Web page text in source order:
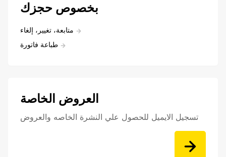
بخصوص حجزك
متابعة، تغيير، إلغاء
طباعة فاتورة
العروض الخاصة
تسجيل الايميل للحصول علي النشرة الخاصه والعروض